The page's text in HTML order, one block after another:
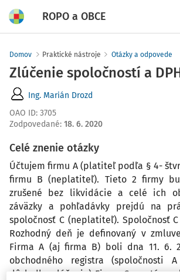
ROPO a OBCE
Domov Praktické nástroje Otázky a odpovede
Zlúčenie spoločností a
Ing. Marián Drozd
OAO ID: 3705
Zodpovedané: 18. 6. 2020
Celé znenie otázky
Účtujem firmu A (platiteľ podľa § 4-
firmu B (neplatiteľ). Tieto 2 firmy
zrušené bez likvidácie a celé ich
záväzky a pohľadávky prejdú na
spoločnosť C (neplatiteľ). Spoločnosť
Rozhodný deň je definovaný v
Firma A (aj firma B) boli dna 11. 6.
obchodného registra
dôsledku zlúčenia) Firma C sa stáva